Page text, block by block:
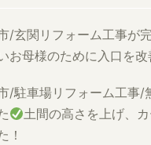
/玄関リフォーム工事が
お母様のために入口を改
/駐車場リフォーム工事/
土間の高さを上げ、
！